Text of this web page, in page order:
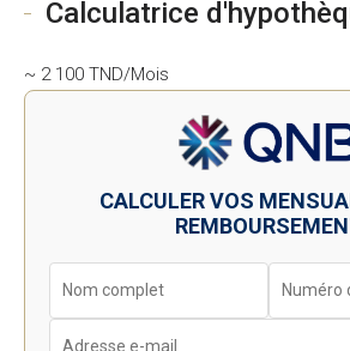
Calculatrice
~ 2 100 TND/Mois
CALCULER VOS